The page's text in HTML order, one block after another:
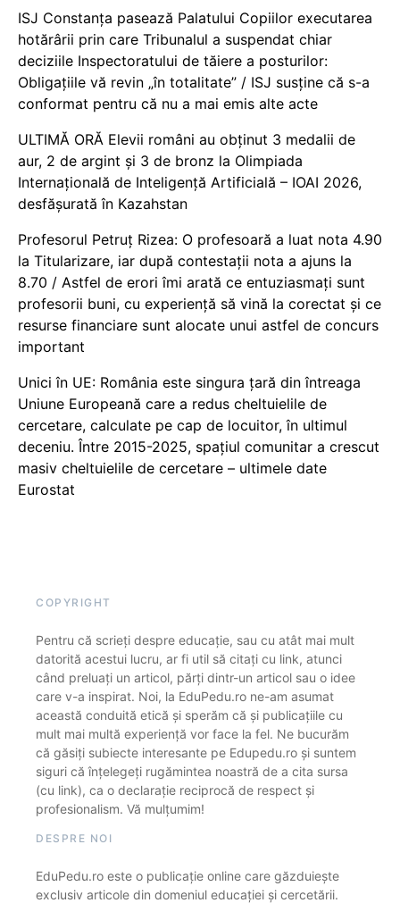
ISJ Constanța pasează Palatului Copiilor executarea
hotărârii prin care Tribunalul a suspendat chiar
deciziile Inspectoratului de tăiere a posturilor:
Obligațiile vă revin „în totalitate” / ISJ susține că s-a
conformat pentru că nu a mai emis alte acte
ULTIMĂ ORĂ Elevii români au obținut 3 medalii de
aur, 2 de argint și 3 de bronz la Olimpiada
Internațională de Inteligență Artificială – IOAI 2026,
desfășurată în Kazahstan
Profesorul Petruț Rizea: O profesoară a luat nota 4.90
la Titularizare, iar după contestații nota a ajuns la
8.70 / Astfel de erori îmi arată ce entuziasmați sunt
profesorii buni, cu experiență să vină la corectat și ce
resurse financiare sunt alocate unui astfel de concurs
important
Unici în UE: România este singura țară din întreaga
Uniune Europeană care a redus cheltuielile de
cercetare, calculate pe cap de locuitor, în ultimul
deceniu. Între 2015-2025, spațiul comunitar a crescut
masiv cheltuielile de cercetare – ultimele date
Eurostat
COPYRIGHT
Pentru că scrieți despre educație, sau cu atât mai mult
datorită acestui lucru, ar fi util să citați cu link, atunci
când preluați un articol, părți dintr-un articol sau o idee
care v-a inspirat. Noi, la EduPedu.ro ne-am asumat
această conduită etică și sperăm că și publicațiile cu
mult mai multă experiență vor face la fel. Ne bucurăm
că găsiți subiecte interesante pe Edupedu.ro și suntem
siguri că înțelegeți rugămintea noastră de a cita sursa
(cu link), ca o declarație reciprocă de respect și
profesionalism. Vă mulțumim!
DESPRE NOI
EduPedu.ro este o publicație online care găzduiește
exclusiv articole din domeniul educației și cercetării.